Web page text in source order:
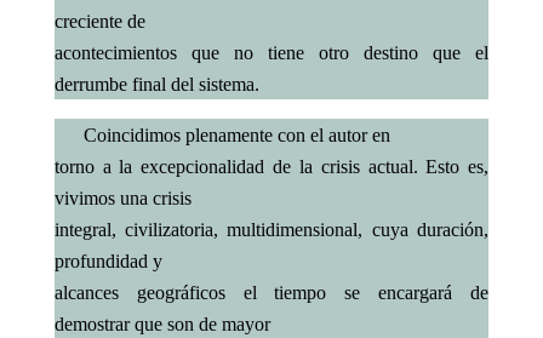
creciente de
acontecimientos que no tiene otro destino que el
derrumbe final del sistema.
Coincidimos plenamente con el autor en
torno a la excepcionalidad de la crisis actual. Esto es,
vivimos una crisis
integral, civilizatoria, multidimensional, cuya duración,
profundidad y
alcances geográficos el tiempo se encargará de
demostrar que son de mayor